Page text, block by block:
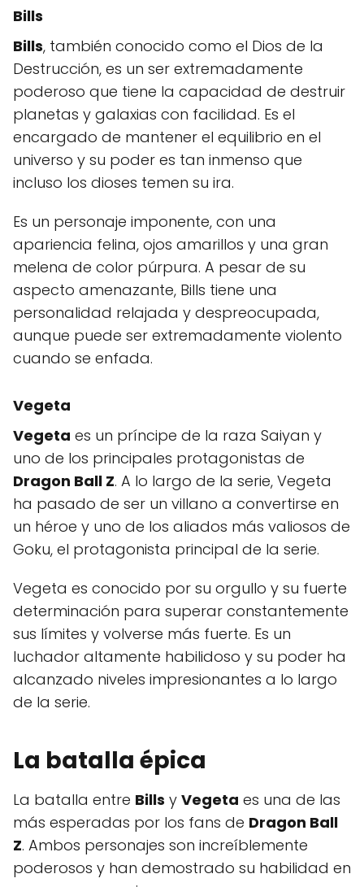
Bills
Bills, también conocido como el Dios de la
Destrucción, es un ser extremadamente
poderoso que tiene la capacidad de destruir
planetas y galaxias con facilidad. Es el
encargado de mantener el equilibrio en el
universo y su poder es tan inmenso que
incluso los dioses temen su ira.
Es un personaje imponente, con una
apariencia felina, ojos amarillos y una gran
melena de color púrpura. A pesar de su
aspecto amenazante, Bills tiene una
personalidad relajada y despreocupada,
aunque puede ser extremadamente violento
cuando se enfada.
Vegeta
Vegeta es un príncipe de la raza Saiyan y
uno de los principales protagonistas de
Dragon Ball Z. A lo largo de la serie, Vegeta
ha pasado de ser un villano a convertirse en
un héroe y uno de los aliados más valiosos de
Goku, el protagonista principal de la serie.
Vegeta es conocido por su orgullo y su fuerte
determinación para superar constantemente
sus límites y volverse más fuerte. Es un
luchador altamente habilidoso y su poder ha
alcanzado niveles impresionantes a lo largo
de la serie.
La batalla épica
La batalla entre Bills y Vegeta es una de las
más esperadas por los fans de Dragon Ball
Z. Ambos personajes son increíblemente
poderosos y han demostrado su habilidad en